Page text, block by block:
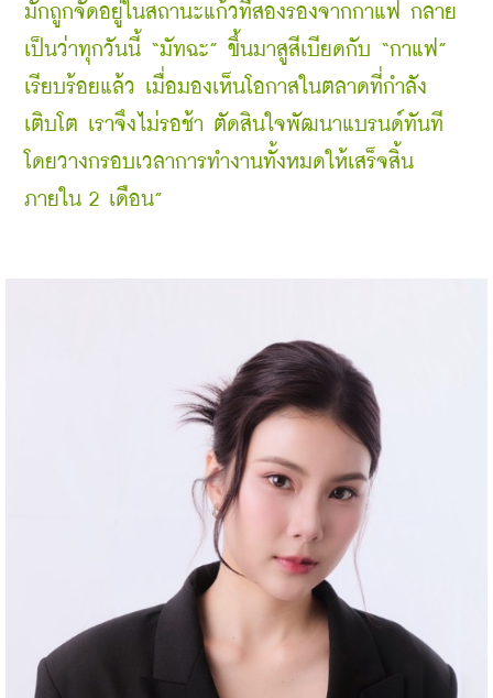
มักถูกจัดอยู่ในสถานะแก้วที่สองรองจากกาแฟ กลาย
เป็นว่าทุกวันนี้ “มัทฉะ” ขึ้นมาสูสีเบียดกับ “กาแฟ”
เรียบร้อยแล้ว เมื่อมองเห็นโอกาสในตลาดที่กำลัง
เติบโต เราจึงไม่รอช้า ตัดสินใจพัฒนาแบรนด์ทันที
โดยวางกรอบเวลาการทำงานทั้งหมดให้เสร็จสิ้น
ภายใน 2 เดือน”